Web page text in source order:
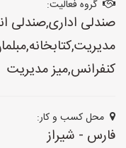
گروه فعالیت:
صندلی اداری,صندلی
کنفرانس,میز مدیریت
محل کسب و کار:
فارس - شیراز